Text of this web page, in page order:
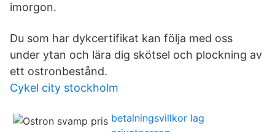
imorgon.
Du som har dykcertifikat kan följa med oss
under ytan och lära dig skötsel och plockning av
ett ostronbestånd.
Cykel city stockholm
betalningsvillkor lag